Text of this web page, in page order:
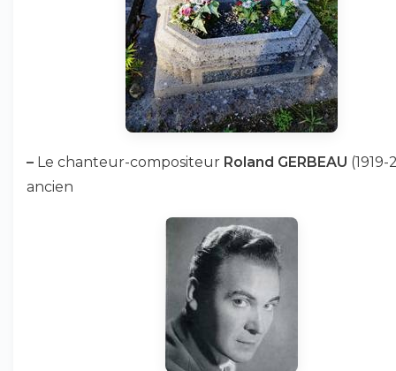
– Le chanteur-compositeur Roland GERBEAU (1919-
ancien